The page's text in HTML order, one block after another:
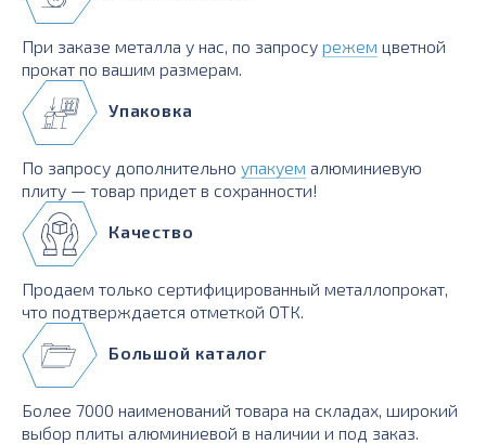
При заказе металла у нас, по запросу режем цветной
прокат по вашим размерам.
Упаковка
По запросу дополнительно упакуем алюминиевую
плиту — товар придет в сохранности!
Качество
Продаем только сертифицированный металлопрокат,
что подтверждается отметкой ОТК.
Большой каталог
Более 7000 наименований товара на складах, широкий
выбор плиты алюминиевой в наличии и под заказ.